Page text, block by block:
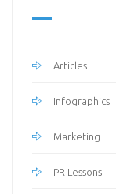
Articles
Infographics
Marketing
PR Lessons